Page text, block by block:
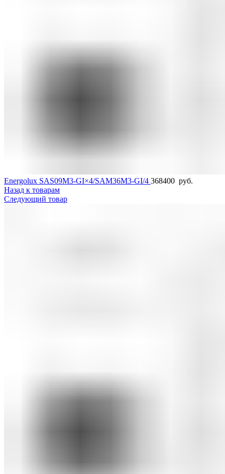
Energolux SAS09M3-GI×4/SAM36M3-GI/4 368400 руб.
Назад к товарам
Следующий товар